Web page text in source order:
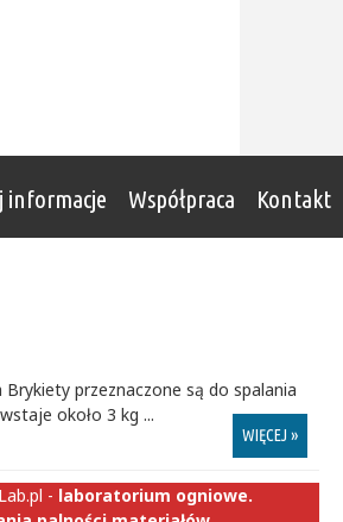
informacje Współpraca Kontakt
przeznaczone są do spalania
około 3 kg ...
WIĘCEJ »
- laboratorium ogniowe.